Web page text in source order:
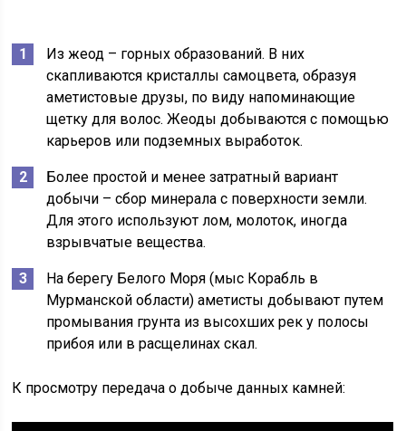
Из жеод – горных образований. В них
скапливаются кристаллы самоцвета, образуя
аметистовые друзы, по виду напоминающие
щетку для волос. Жеоды добываются с помощью
карьеров или подземных выработок.
Более простой и менее затратный вариант
добычи – сбор минерала с поверхности земли.
Для этого используют лом, молоток, иногда
взрывчатые вещества.
На берегу Белого Моря (мыс Корабль в
Мурманской области) аметисты добывают путем
промывания грунта из высохших рек у полосы
прибоя или в расщелинах скал.
К просмотру передача о добыче данных камней: